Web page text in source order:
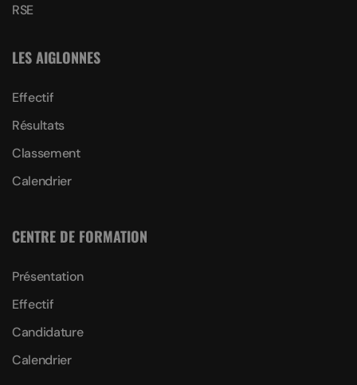
RSE
LES AIGLONNES
Effectif
Résultats
Classement
Calendrier
CENTRE DE FORMATION
Présentation
Effectif
Candidature
Calendrier